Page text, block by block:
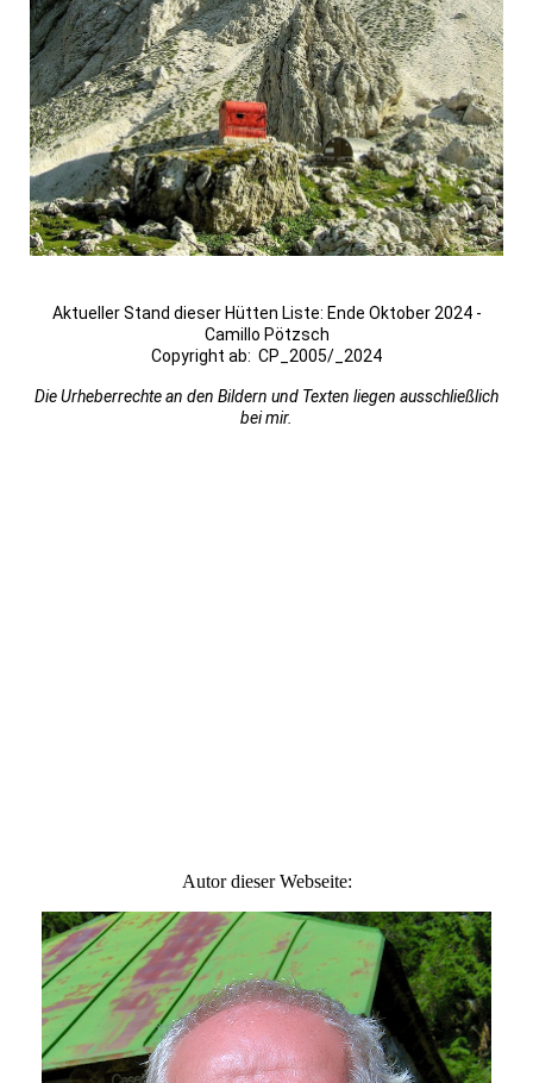
Aktueller Stand dieser Hütten Liste: Ende Oktober 2024 -
Camillo Pötzsch
Copyright ab: CP_2005/_2024
Die Urheberrechte an den Bildern und Texten liegen ausschließlich
bei mir.
Autor dieser Webseite: